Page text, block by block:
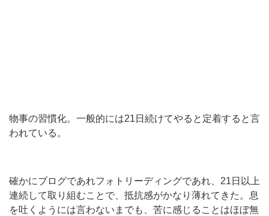
物事の習慣化。一般的には21日続けてやると定着すると言
われている。
確かにブログであれフォトリーディングであれ、21日以上
連続して取り組むことで、抵抗感がかなり薄れてきた。息
を吐くようには言わないまでも、苦に感じることはほぼ無